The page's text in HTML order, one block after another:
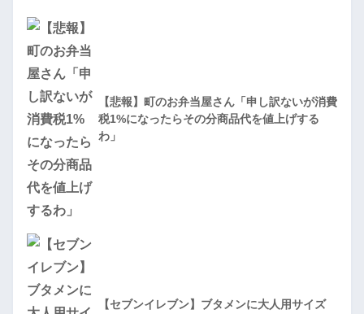
【悲報】町のお弁当屋さん「申し訳ないが消費
税1%になったらその分商品代を値上げする
わ」
【セブンイレブン】ブタメンに大人用サイズ